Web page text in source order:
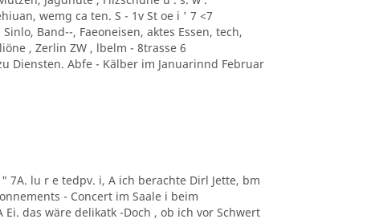
wemg ca ten. S - 1v St oe i ' 7 <7
Band--, Faeoneisen, aktes Essen, tech,
, Zerlin ZW , lbelm - 8trasse 6
Diensten. Abfe - Kälber im Januarinnd Februar
lu r e tedpv. i, A ich berachte Dirl Jette, bm
- Concert im Saale i beim
das wäre delikatk -Doch , ob ich vor Schwert